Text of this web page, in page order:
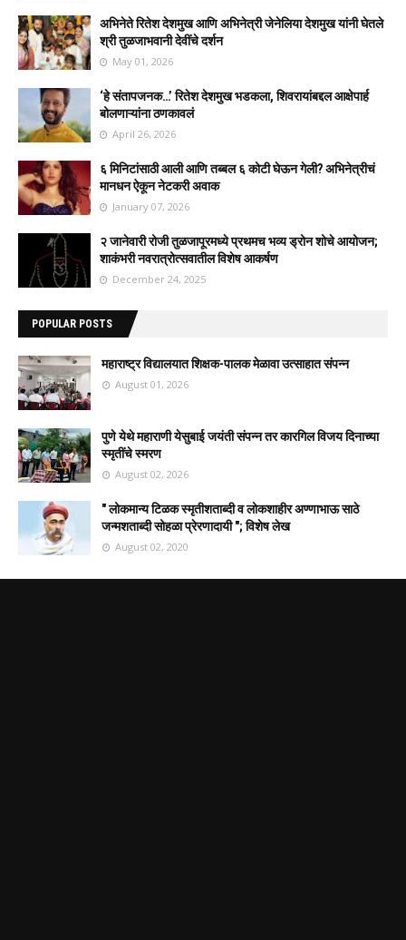
अभिनेते रितेश देशमुख आणि अभिनेत्री जेनेलिया देशमुख यांनी घेतले
श्री तुळजाभवानी देवींचे दर्शन
May 01, 2026
‘हे संतापजनक…’ रितेश देशमुख भडकला, शिवरायांबद्दल आक्षेपार्ह
बोलणाऱ्यांना ठणकावलं
April 26, 2026
६ मिनिटांसाठी आली आणि तब्बल ६ कोटी घेऊन गेली? अभिनेत्रीचं
मानधन ऐकून नेटकरी अवाक
January 07, 2026
२ जानेवारी रोजी तुळजापूरमध्ये प्रथमच भव्य ड्रोन शोचे आयोजन;
शाकंभरी नवरात्रोत्सवातील विशेष आकर्षण
December 24, 2025
POPULAR POSTS
महाराष्ट्र विद्यालयात शिक्षक-पालक मेळावा उत्साहात संपन्न
August 01, 2026
पुणे येथे महाराणी येसुबाई जयंती संपन्न तर कारगिल विजय दिनाच्या
स्मृतींचे स्मरण
August 02, 2026
" लोकमान्य टिळक स्मृतीशताब्दी व लोकशाहीर अण्णाभाऊ साठे
जन्मशताब्दी सोहळा प्रेरणादायी "; विशेष लेख
August 02, 2020